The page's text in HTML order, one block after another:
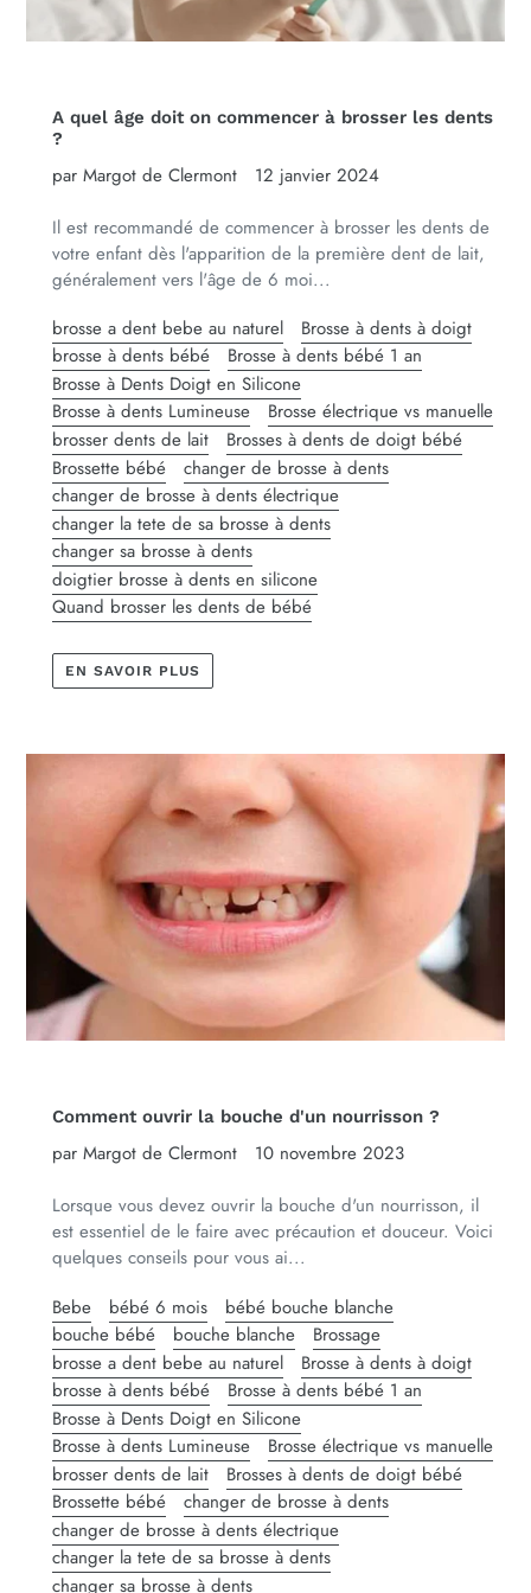
A quel âge doit on commencer à brosser les dents
?
par Margot de Clermont
12 janvier 2024
Il est recommandé de commencer à brosser les dents de
votre enfant dès l'apparition de la première dent de lait,
généralement vers l'âge de 6 moi...
brosse a dent bebe au naturel
Brosse à dents à doigt
brosse à dents bébé
Brosse à dents bébé 1 an
Brosse à Dents Doigt en Silicone
Brosse à dents Lumineuse
Brosse électrique vs manuelle
brosser dents de lait
Brosses à dents de doigt bébé
Brossette bébé
changer de brosse à dents
changer de brosse à dents électrique
changer la tete de sa brosse à dents
changer sa brosse à dents
doigtier brosse à dents en silicone
Quand brosser les dents de bébé
EN SAVOIR PLUS
Comment ouvrir la bouche d'un nourrisson ?
par Margot de Clermont
10 novembre 2023
Lorsque vous devez ouvrir la bouche d'un nourrisson, il
est essentiel de le faire avec précaution et douceur. Voici
quelques conseils pour vous ai...
Bebe
bébé 6 mois
bébé bouche blanche
bouche bébé
bouche blanche
Brossage
brosse a dent bebe au naturel
Brosse à dents à doigt
brosse à dents bébé
Brosse à dents bébé 1 an
Brosse à Dents Doigt en Silicone
Brosse à dents Lumineuse
Brosse électrique vs manuelle
brosser dents de lait
Brosses à dents de doigt bébé
Brossette bébé
changer de brosse à dents
changer de brosse à dents électrique
changer la tete de sa brosse à dents
changer sa brosse à dents